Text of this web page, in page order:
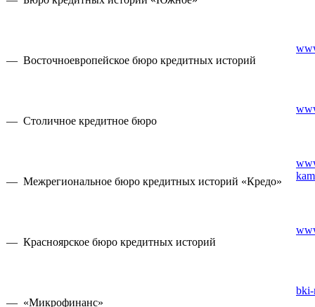
— Восточноевропейское бюро кредитных историй
— Столичное кредитное бюро
— Межрегиональное бюро кредитных историй «Кредо»
— Красноярское бюро кредитных историй
— «Микрофинанс»